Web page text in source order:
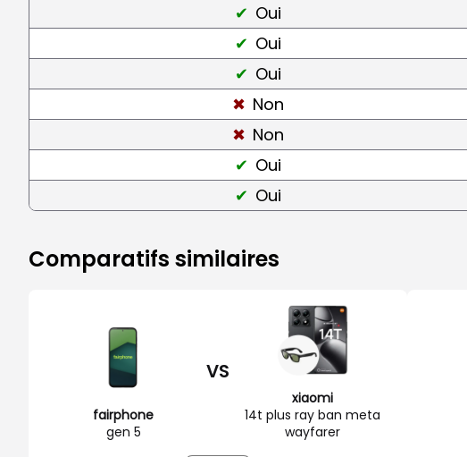
Oui
Oui
Oui
Non
Non
Oui
Oui
Comparatifs similaires
fairphone
gen 5
VS
xiaomi
14t plus ray ban meta
wayfarer